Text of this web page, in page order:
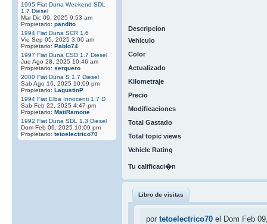
1995 Fiat Duna Weekend SDL
1.7 Diesel
Mar Dic 09, 2025 9:53 am
Propietario: pandito
1994 Fiat Duna SCR 1.6
Vie Sep 05, 2025 3:00 am
Propietario: Pablo74
1997 Fiat Duna CSD 1.7 Diesel
Jue Ago 28, 2025 10:46 am
Propietario: serquero
2000 Fiat Duna S 1.7 Diesel
Sab Ago 16, 2025 10:09 pm
Propietario: LagustinP
1994 Fiat Elba Innocenti 1.7 D
Sab Feb 22, 2025 4:47 pm
Propietario: MatiRamone
1992 Fiat Duna SDL 1.3 Diesel
Dom Feb 09, 2025 10:09 pm
Propietario: tetoelectrico70
Descripcion
Vehiculo
Color
Actualizado
Kilometraje
Precio
Modificaciones
Total Gastado
Total topic views
Vehicle Rating
Tu calificaci�n
Libro de visitas
por tetoelectrico70el Dom Feb